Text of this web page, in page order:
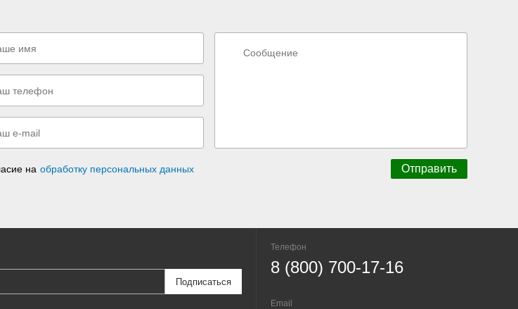
на обработку персональных данных
Телефон
8 (800) 700-17-16
Email